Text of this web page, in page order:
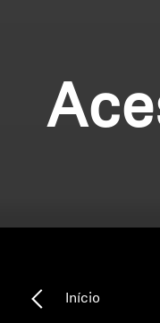
Início